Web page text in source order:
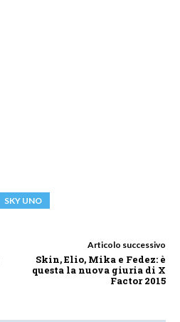
SKY UNO
Articolo successivo
Skin, Elio, Mika e Fedez: è
questa la nuova giuria di X
Factor 2015